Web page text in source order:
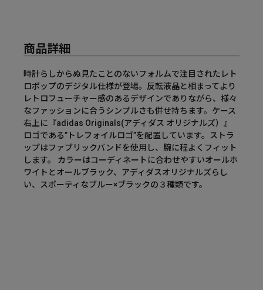
商品詳細
時計らしからぬ見たことのないフォルムで注目されたレト
ロポップのデジタル仕様が登場。反転液晶と相まってより
レトロフューチャー感のあるデザインでありながら、様々
なファッションに合うシンプルさも併せ持ちます。ケース
右上に『adidas Originals(アディダス オリジナルズ）』
ロゴである”トレフォイルロゴ”を配置しています。ストラ
ップはファブリックバンドを使用し、腕に程よくフィット
します。 カラーはコーディネートに合わせやすいオールホ
ワイトとオールブラック、アディダスオリジナルズらし
い、スポーティなブルー×ブラックの３種類です。